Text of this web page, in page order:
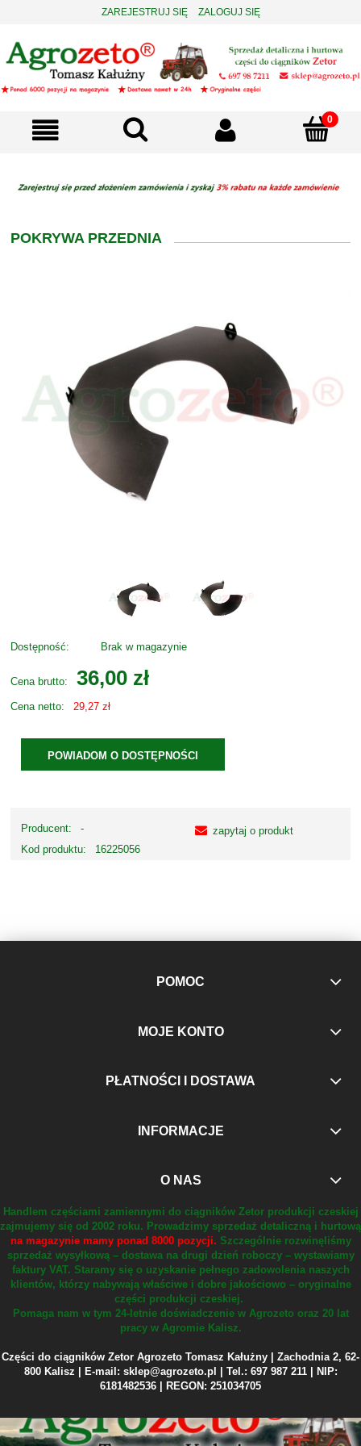
ZAREJESTRUJ SIĘ ZALOGUJ SIĘ
POKRYWA PRZEDNIA
Dostępność: Brak w magazynie
Cena brutto: 36,00 zł
Cena netto: 29,27 zł
POWIADOM O DOSTĘPNOŚCI
Producent:
-
Kod produktu:
16225056
zapytaj o produkt
POMOC
MOJE KONTO
PŁATNOŚCI I DOSTAWA
INFORMACJE
O NAS
Handlem częściami zamiennymi do ciągników Zetor produkcji czeskiej
zajmujemy się od 2002 roku. Prowadzimy sprzedaż detaliczną i hurtową
na magazynie mamy ponad 8000 pozycji. Szczególnie rozwinęliśmy
sprzedaż wysyłkową – dostawa na drugi dzień roboczy – wystawiamy
faktury VAT. Staramy się o uzyskanie pełnego zadowolenia naszych
klientów, którzy nabywają właściwe i dobre jakościowo – oryginalne
części produkcji czeskiej.
Pomaga nam w tym 24-letnie doświadczenie w Agrozeto oraz 20 lat
pracy w Agromie Kalisz.
Części do ciągników Zetor Agrozeto Tomasz Kałużny | Zachodnia 2, 62-
800 Kalisz | E-mail: sklep@agrozeto.pl | Tel.: 697 987 211 | NIP:
6181482536 | REGON: 251034705